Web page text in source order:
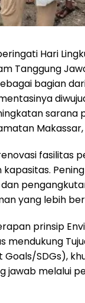
Hari
Tanggung
bagian
sarana
fasilitas
yang lebih
prinsip
mendukung
SDGs),
jawab melalui